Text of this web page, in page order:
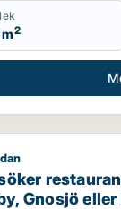
2
i Trollhättan
Gnosjö